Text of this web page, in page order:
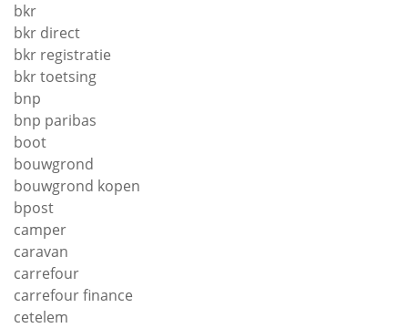
bkr
bkr direct
bkr registratie
bkr toetsing
bnp
bnp paribas
boot
bouwgrond
bouwgrond kopen
bpost
camper
caravan
carrefour
carrefour finance
cetelem